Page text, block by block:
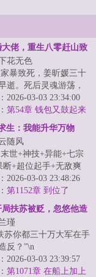
佬，重生八零赶山致
富
花无色
暴致死，姜昕媛三十
逝。死后灵魂游荡，
己短暂而痛苦的一
2026-03-03 23:34:00
第54章 钱包又鼓起来
生：我能升华万物
随风
世+神技+异能+七宗
断+超位起手+无敌爽
轻敲醒沉睡的心灵...
2026-03-03 23:48:26
第1152章 到位了
局扶苏被贬，忽悠他造
瑾
苏你都三十万大军在手
反？”\n
死...
2026-03-03 23:39:57
第1071章 在船上加上